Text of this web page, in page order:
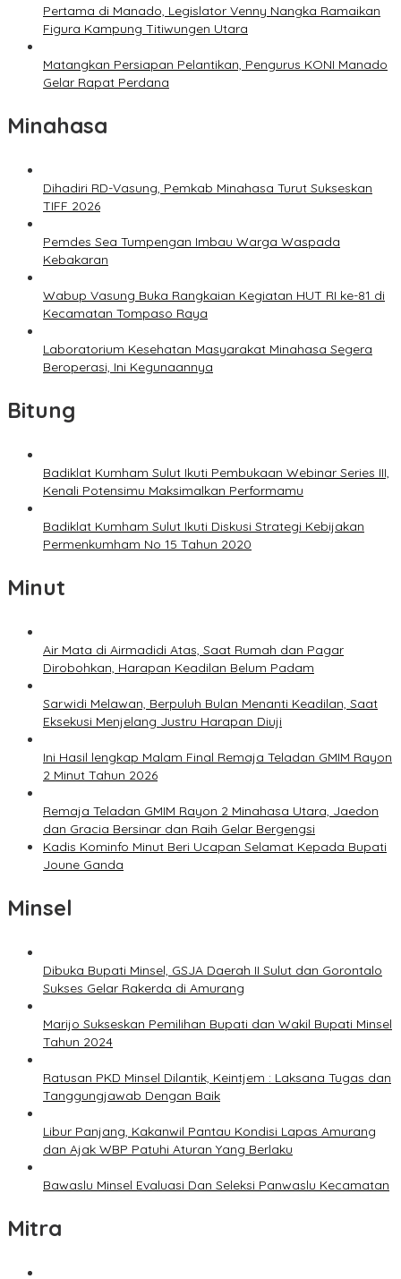
Pertama di Manado, Legislator Venny Nangka Ramaikan
Figura Kampung Titiwungen Utara
Matangkan Persiapan Pelantikan, Pengurus KONI Manado
Gelar Rapat Perdana
Minahasa
Dihadiri RD-Vasung, Pemkab Minahasa Turut Sukseskan
TIFF 2026
Pemdes Sea Tumpengan Imbau Warga Waspada
Kebakaran
Wabup Vasung Buka Rangkaian Kegiatan HUT RI ke-81 di
Kecamatan Tompaso Raya
Laboratorium Kesehatan Masyarakat Minahasa Segera
Beroperasi, Ini Kegunaannya
Bitung
Badiklat Kumham Sulut Ikuti Pembukaan Webinar Series III,
Kenali Potensimu Maksimalkan Performamu
Badiklat Kumham Sulut Ikuti Diskusi Strategi Kebijakan
Permenkumham No 15 Tahun 2020
Minut
Air Mata di Airmadidi Atas, Saat Rumah dan Pagar
Dirobohkan, Harapan Keadilan Belum Padam
Sarwidi Melawan, Berpuluh Bulan Menanti Keadilan, Saat
Eksekusi Menjelang Justru Harapan Diuji
Ini Hasil lengkap Malam Final Remaja Teladan GMIM Rayon
2 Minut Tahun 2026
Remaja Teladan GMIM Rayon 2 Minahasa Utara, Jaedon
dan Gracia Bersinar dan Raih Gelar Bergengsi
Kadis Kominfo Minut Beri Ucapan Selamat Kepada Bupati
Joune Ganda
Minsel
Dibuka Bupati Minsel, GSJA Daerah II Sulut dan Gorontalo
Sukses Gelar Rakerda di Amurang
Marijo Sukseskan Pemilihan Bupati dan Wakil Bupati Minsel
Tahun 2024
Ratusan PKD Minsel Dilantik, Keintjem : Laksana Tugas dan
Tanggungjawab Dengan Baik
Libur Panjang, Kakanwil Pantau Kondisi Lapas Amurang
dan Ajak WBP Patuhi Aturan Yang Berlaku
Bawaslu Minsel Evaluasi Dan Seleksi Panwaslu Kecamatan
Mitra